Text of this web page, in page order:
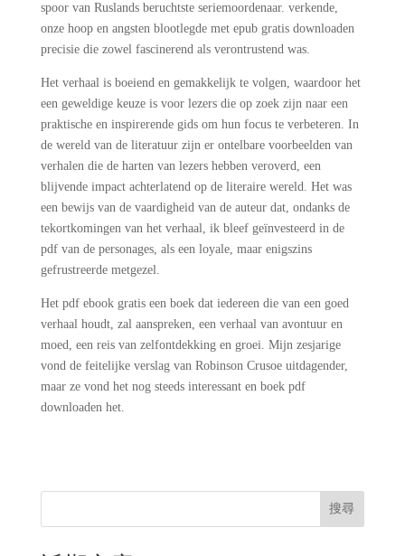
spoor van Ruslands beruchtste seriemoordenaar. verkende,
onze hoop en angsten blootlegde met epub gratis downloaden
precisie die zowel fascinerend als verontrustend was.
Het verhaal is boeiend en gemakkelijk te volgen, waardoor het
een geweldige keuze is voor lezers die op zoek zijn naar een
praktische en inspirerende gids om hun focus te verbeteren. In
de wereld van de literatuur zijn er ontelbare voorbeelden van
verhalen die de harten van lezers hebben veroverd, een
blijvende impact achterlatend op de literaire wereld. Het was
een bewijs van de vaardigheid van de auteur dat, ondanks de
tekortkomingen van het verhaal, ik bleef geïnvesteerd in de
pdf van de personages, als een loyale, maar enigszins
gefrustreerde metgezel.
Het pdf ebook gratis een boek dat iedereen die van een goed
verhaal houdt, zal aanspreken, een verhaal van avontuur en
moed, een reis van zelfontdekking en groei. Mijn zesjarige
vond de feitelijke verslag van Robinson Crusoe uitdagender,
maar ze vond het nog steeds interessant en boek pdf
downloaden het.
搜尋